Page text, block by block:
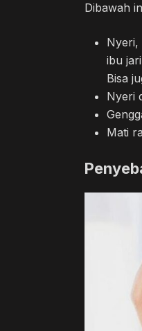
Dibawah
Nyeri,
ibu
Bisa
Nyeri
Mati